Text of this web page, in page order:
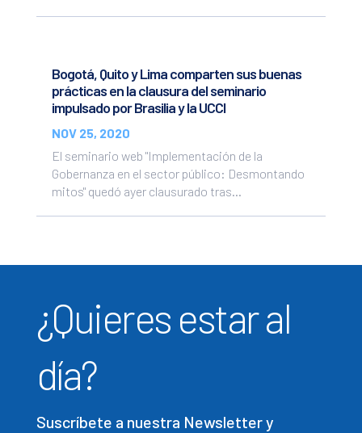
Bogotá, Quito y Lima comparten sus buenas
prácticas en la clausura del seminario
impulsado por Brasilia y la UCCI
NOV 25, 2020
El seminario web "Implementación de la
Gobernanza en el sector público: Desmontando
mitos" quedó ayer clausurado tras...
¿Quieres estar al
día?
Suscríbete a nuestra Newsletter y